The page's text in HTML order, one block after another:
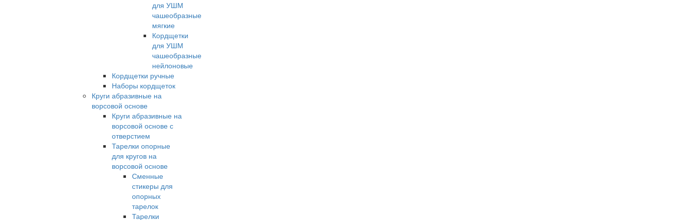
для УШМ
чашеобразные
мягкие
Кордщетки
для УШМ
чашеобразные
нейлоновые
Кордщетки ручные
Наборы кордщеток
Круги абразивные на
ворсовой основе
Круги абразивные на
ворсовой основе с
отверстием
Тарелки опорные
для кругов на
ворсовой основе
Сменные
стикеры для
опорных
тарелок
Тарелки